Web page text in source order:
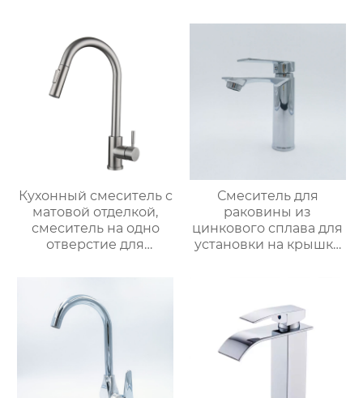
Кухонный смеситель с
матовой отделкой,
смеситель на одно
отверстие для
Смеситель для
раковины из
цинкового сплава для
установки на крышку